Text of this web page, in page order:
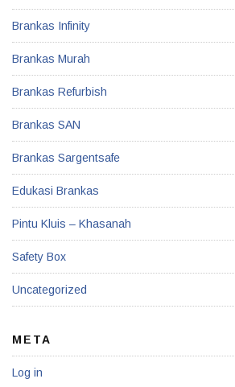
Brankas Infinity
Brankas Murah
Brankas Refurbish
Brankas SAN
Brankas Sargentsafe
Edukasi Brankas
Pintu Kluis – Khasanah
Safety Box
Uncategorized
META
Log in